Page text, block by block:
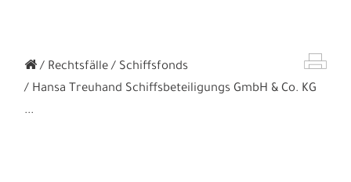
Rechtsfälle
Schiffsfonds
Hansa Treuhand Schiffsbeteiligungs GmbH & Co. KG
...